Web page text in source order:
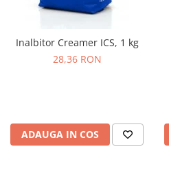
Inalbitor Creamer ICS, 1 kg
28,36 RON
ADAUGA IN COS